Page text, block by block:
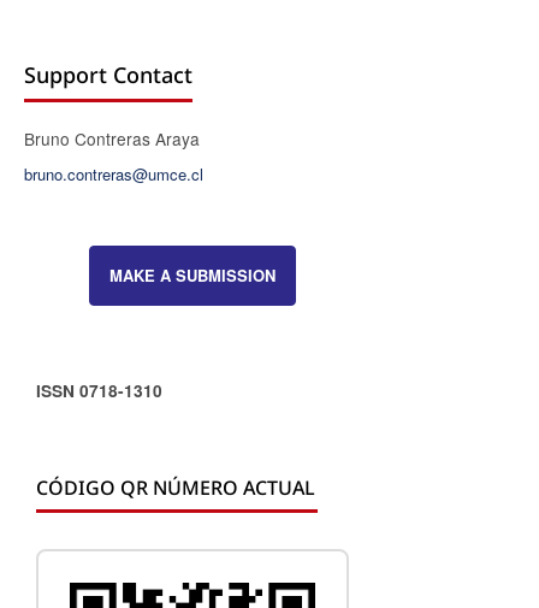
Support Contact
Bruno Contreras Araya
bruno.contreras@umce.cl
MAKE A SUBMISSION
ISSN 0718-1310
CÓDIGO QR NÚMERO ACTUAL